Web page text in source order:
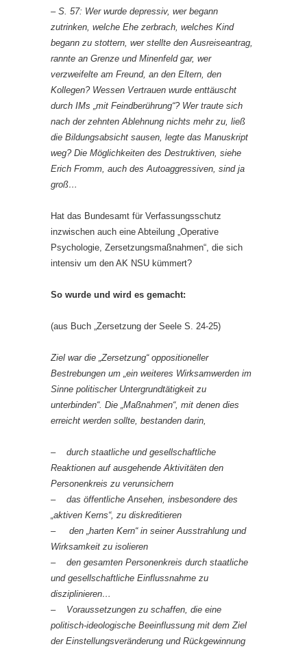
– S. 57: Wer wurde depressiv, wer begann
zutrinken, welche Ehe zerbrach, welches Kind
begann zu stottern, wer stellte den Ausreiseantrag,
rannte an Grenze und Minenfeld gar, wer
verzweifelte am Freund, an den Eltern, den
Kollegen? Wessen Vertrauen wurde enttäuscht
durch IMs „mit Feindberührung“? Wer traute sich
nach der zehnten Ablehnung nichts mehr zu, ließ
die Bildungsabsicht sausen, legte das Manuskript
weg? Die Möglichkeiten des Destruktiven, siehe
Erich Fromm, auch des Autoaggressiven, sind ja
groß…
Hat das Bundesamt für Verfassungsschutz
inzwischen auch eine Abteilung „Operative
Psychologie, Zersetzungsmaßnahmen“, die sich
intensiv um den AK NSU kümmert?
So wurde und wird es gemacht:
(aus Buch „Zersetzung der Seele S. 24-25)
Ziel war die „Zersetzung“ oppositioneller
Bestrebungen um „ein weiteres Wirksamwerden im
Sinne politischer Untergrundtätigkeit zu
unterbinden“. Die „Maßnahmen“, mit denen dies
erreicht werden sollte, bestanden darin,
– durch staatliche und gesellschaftliche
Reaktionen auf ausgehende Aktivitäten den
Personenkreis zu verunsichern
– das öffentliche Ansehen, insbesondere des
„aktiven Kerns“, zu diskreditieren
– den „harten Kern“ in seiner Ausstrahlung und
Wirksamkeit zu isolieren
– den gesamten Personenkreis durch staatliche
und gesellschaftliche Einflussnahme zu
disziplinieren…
– Voraussetzungen zu schaffen, die eine
politisch-ideologische Beeinflussung mit dem Ziel
der Einstellungsveränderung und Rückgewinnung